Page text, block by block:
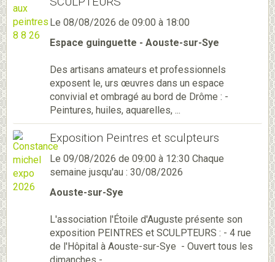
Le 08/08/2026 de 09:00 à 18:00
Espace guinguette - Aouste-sur-Sye
Des artisans amateurs et professionnels
exposent le, urs œuvres dans un espace
convivial et ombragé au bord de Drôme : -
Peintures, huiles, aquarelles, ...
Exposition Peintres et sculpteurs
Le 09/08/2026 de 09:00 à 12:30 Chaque
semaine jusqu'au : 30/08/2026
Aouste-sur-Sye
L'association l'Étoile d'Auguste présente son
exposition PEINTRES et SCULPTEURS : - 4 rue
de l'Hôpital à Aouste-sur-Sye - Ouvert tous les
dimanches - ...